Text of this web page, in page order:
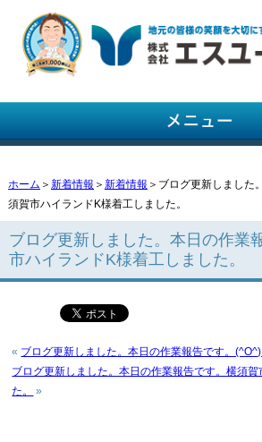
ホーム ＞ 新着情報 ＞ 新着情報 ＞ブログ更新しました
須賀市ハイランドK様着工しました。
ブログ更新しました。本日の作業
市ハイランドK様着工しました。
« ブログ更新しました。本日の作業報告です。(^O^)
ブログ更新しました。本日の作業報告です。横須
た。
»